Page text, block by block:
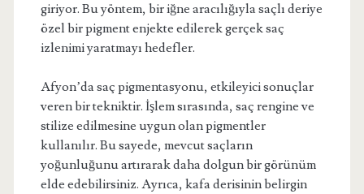
giriyor. Bu yöntem, bir iğne aracılığıyla saçlı deriye
özel bir pigment enjekte edilerek gerçek saç
izlenimi yaratmayı hedefler.
Afyon’da saç pigmentasyonu, etkileyici sonuçlar
veren bir tekniktir. İşlem sırasında, saç rengine ve
stilize edilmesine uygun olan pigmentler
kullanılır. Bu sayede, mevcut saçların
yoğunluğunu artırarak daha dolgun bir görünüm
elde edebilirsiniz. Ayrıca, kafa derisinin belirgin